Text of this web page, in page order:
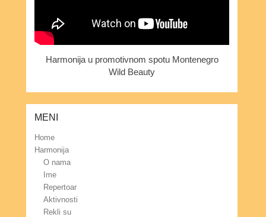
Harmonija u promotivnom spotu Montenegro
Wild Beauty
MENI
Home
Harmonija
O nama
Ime
Repertoar
Aktivnosti
Rekli su